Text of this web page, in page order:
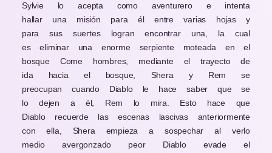
Sylvie lo acepta como aventurero e intenta
hallar una misión para él entre varias hojas y
para sus suertes logran encontrar una, la cual
es eliminar una enorme serpiente moteada en el
bosque Come hombres, mediante el trayecto de
ida hacia el bosque, Shera y Rem se
preocupan cuando Diablo le hace saber que se
lo dejen a él, Rem lo mira. Esto hace que
Diablo recuerde las escenas lascivas anteriormente
con ella, Shera empieza a sospechar al verlo
medio avergonzado peor Diablo evade el